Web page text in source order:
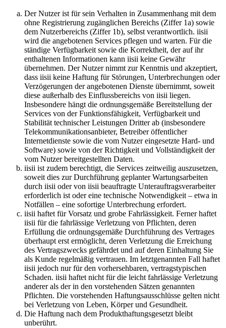
Der Nutzer ist für sein Verhalten in Zusammenhang mit dem
ohne Registrierung zugänglichen Bereichs (Ziffer 1a) sowie
dem Nutzerbereichs (Ziffer 1b), selbst verantwortlich. iisii
wird die angebotenen Services pflegen und warten. Für die
ständige Verfügbarkeit sowie die Korrektheit, der auf ihr
enthaltenen Informationen kann iisii keine Gewähr
übernehmen. Der Nutzer nimmt zur Kenntnis und akzeptiert,
dass iisii keine Haftung für Störungen, Unterbrechungen oder
Verzögerungen der angebotenen Dienste übernimmt, soweit
diese außerhalb des Einflussbereichs von iisii liegen.
Insbesondere hängt die ordnungsgemäße Bereitstellung der
Services von der Funktionsfähigkeit, Verfügbarkeit und
Stabilität technischer Leistungen Dritter ab (insbesondere
Telekommunikationsanbieter, Betreiber öffentlicher
Internetdienste sowie die vom Nutzer eingesetzte Hard- und
Software) sowie von der Richtigkeit und Vollständigkeit der
vom Nutzer bereitgestellten Daten.
iisii ist zudem berechtigt, die Services zeitweilig auszusetzen,
soweit dies zur Durchführung geplanter Wartungsarbeiten
durch iisii oder von iisii beauftragte Unterauftragsverarbeiter
erforderlich ist oder eine technische Notwendigkeit – etwa in
Notfällen – eine sofortige Unterbrechung erfordert.
iisii haftet für Vorsatz und grobe Fahrlässigkeit. Ferner haftet
iisii für die fahrlässige Verletzung von Pflichten, deren
Erfüllung die ordnungsgemäße Durchführung des Vertrages
überhaupt erst ermöglicht, deren Verletzung die Erreichung
des Vertragszwecks gefährdet und auf deren Einhaltung Sie
als Kunde regelmäßig vertrauen. Im letztgenannten Fall haftet
iisii jedoch nur für den vorhersehbaren, vertragstypischen
Schaden. iisii haftet nicht für die leicht fahrlässige Verletzung
anderer als der in den vorstehenden Sätzen genannten
Pflichten. Die vorstehenden Haftungsausschlüsse gelten nicht
bei Verletzung von Leben, Körper und Gesundheit.
Die Haftung nach dem Produkthaftungsgesetzt bleibt
unberührt.